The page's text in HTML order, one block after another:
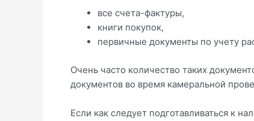
все счета-фактуры,
книги покупок,
первичные документы по учету
Очень часто количество таких
документов во время камеральной
Если как следует подготавливаться к